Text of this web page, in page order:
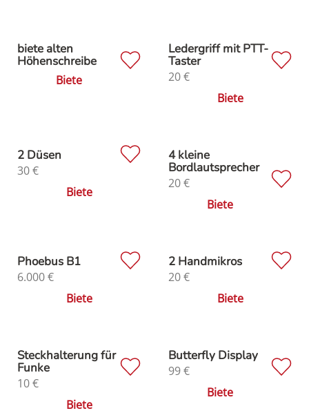
biete alten
Höhenschreibe
Biete
Ledergriff mit PTT-
Taster
20€
Biete
2 Düsen
30€
Biete
4 kleine
Bordlautsprecher
20€
Biete
Phoebus B1
6.000€
Biete
2 Handmikros
20€
Biete
Steckhalterung für
Funke
10€
Biete
Butterfly Display
99€
Biete